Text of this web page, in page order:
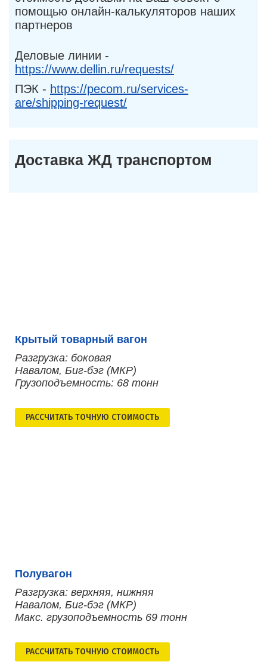
помощью онлайн-калькуляторов наших
партнеров
Деловые линии -
https://www.dellin.ru/requests/
ПЭК - https://pecom.ru/services-
are/shipping-request/
Доставка ЖД транспортом
Крытый товарный вагон
Разгрузка: боковая
Навалом, Биг-бэг (МКР)
Грузоподъемность: 68 тонн
РАСCЧИТАТЬ ТОЧНУЮ СТОИМОСТЬ
Полувагон
Разгрузка: верхняя, нижняя
Навалом, Биг-бэг (МКР)
Макс. грузоподъемность 69 тонн
РАСCЧИТАТЬ ТОЧНУЮ СТОИМОСТЬ